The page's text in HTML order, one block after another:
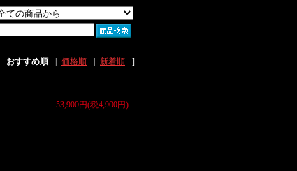
おすすめ順 価格順 新着順
]
53,900円(税4,900円)